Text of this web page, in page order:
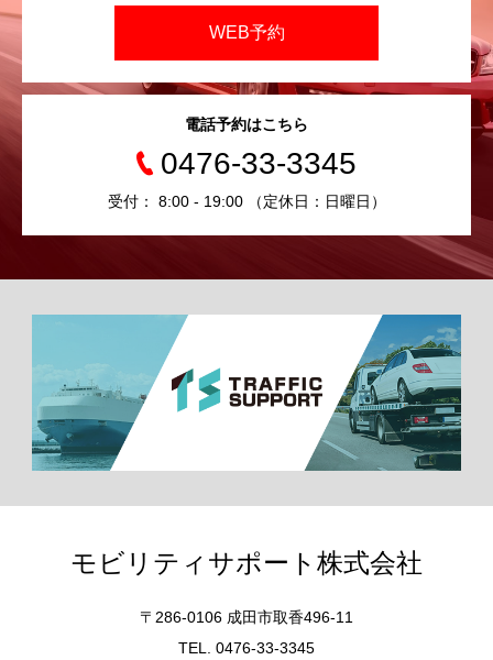
WEB予約
電話予約はこちら
0476-33-3345
受付： 8:00 - 19:00 （定休日：日曜日）
モビリティサポート株式会社
〒286-0106 成田市取香496-11
TEL. 0476-33-3345